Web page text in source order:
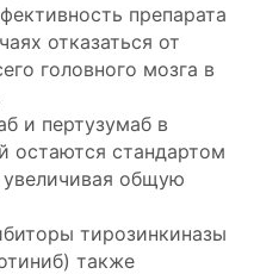
препарата
отказаться от
головного мозга в
и пертузумаб в
остаются стандартом
увеличивая общую
тирозинкиназы
также